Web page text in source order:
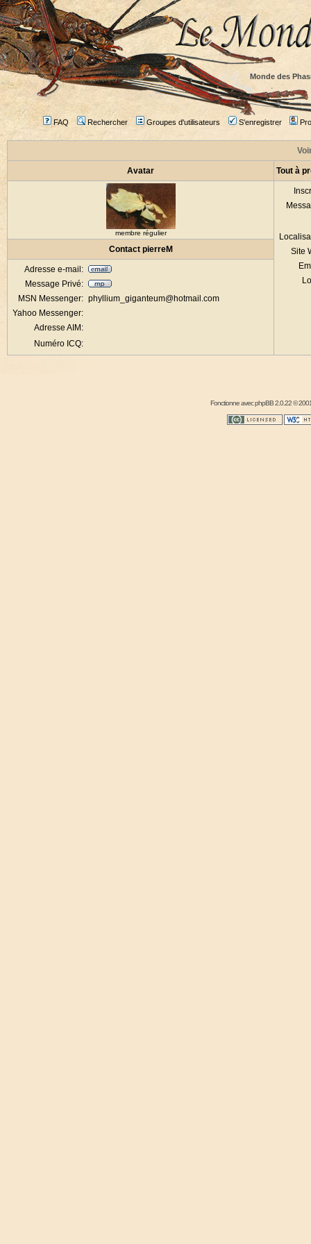
Monde des
FAQ Rechercher Groupes d'utilisateurs S'enregistrer
Avatar Tout à
membre régulier
Site
Contact pierreM
Adresse e-mail:
Message Privé:
MSN Messenger: phyllium_giganteum@hotmail.com
Yahoo Messenger:
Adresse AIM:
Numéro ICQ:
Fonctionne avecphpBB2.0.22 ©